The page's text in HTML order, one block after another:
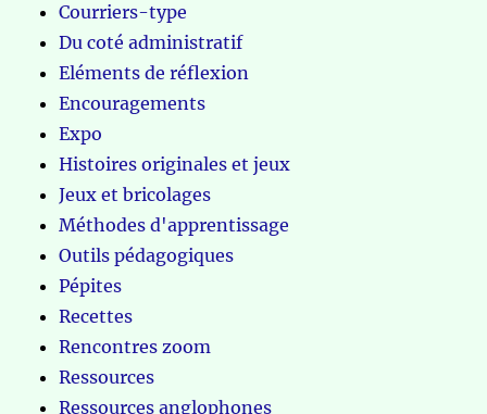
Courriers-type
Du coté administratif
Eléments de réflexion
Encouragements
Expo
Histoires originales et jeux
Jeux et bricolages
Méthodes d'apprentissage
Outils pédagogiques
Pépites
Recettes
Rencontres zoom
Ressources
Ressources anglophones